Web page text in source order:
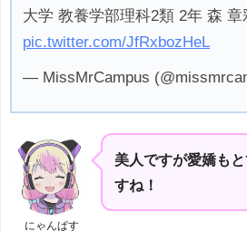
大学 教養学部理科2類 2年 森
pic.twitter.com/JfRxbozHeL
— MissMrCampus
にゃんぱす
美人ですが愛嬌も
すね！